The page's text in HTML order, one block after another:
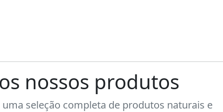
nossos produtos
uma seleção completa de produtos naturais e